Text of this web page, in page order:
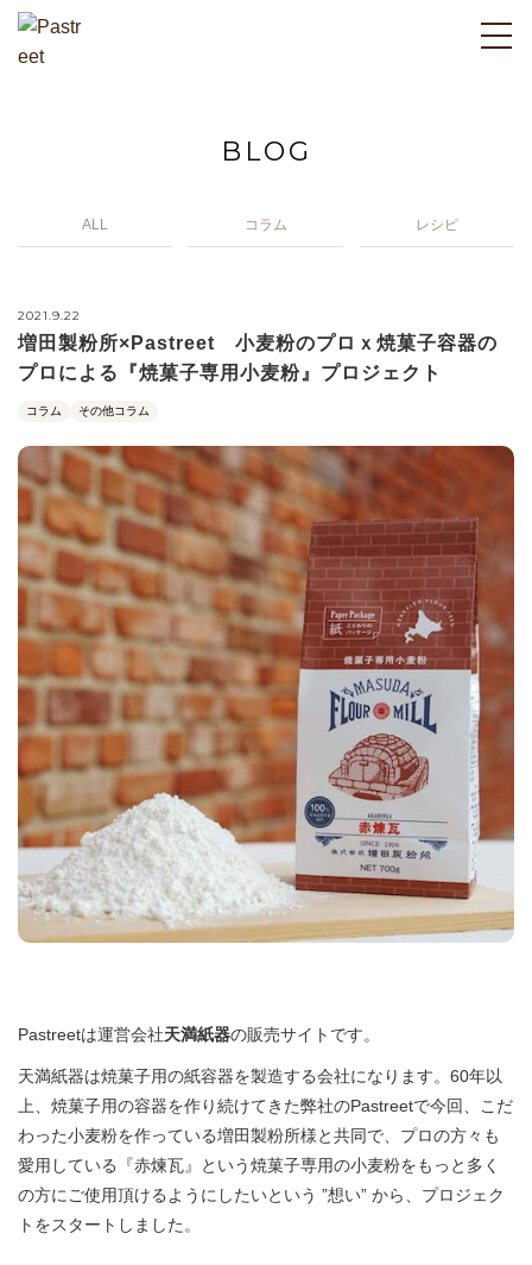
BLOG
ALL コラム レシピ
2021.9.22
増田製粉所×Pastreet 小麦粉のプロｘ焼菓子容器の
プロによる『焼菓子専用小麦粉』プロジェクト
コラム その他コラム
Pastreetは運営会社天満紙器の販売サイトです。
天満紙器は焼菓子用の紙容器を製造する会社になります。60年以
上、焼菓子用の容器を作り続けてきた弊社のPastreetで今回、こだ
わった小麦粉を作っている増田製粉所様と共同で、プロの方々も
愛用している『赤煉瓦』という焼菓子専用の小麦粉をもっと多く
の方にご使用頂けるようにしたいという ”想い” から、プロジェク
トをスタートしました。